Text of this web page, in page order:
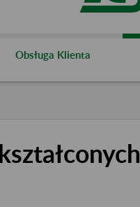
Obsługa Klienta